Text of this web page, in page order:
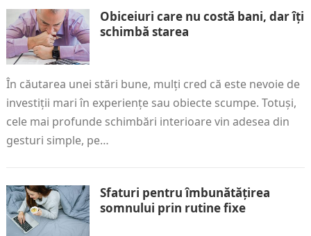
Obiceiuri care nu costă bani, dar îți
schimbă starea
În căutarea unei stări bune, mulți cred că este nevoie de
investiții mari în experiențe sau obiecte scumpe. Totuși,
cele mai profunde schimbări interioare vin adesea din
gesturi simple, pe…
Sfaturi pentru îmbunătățirea
somnului prin rutine fixe